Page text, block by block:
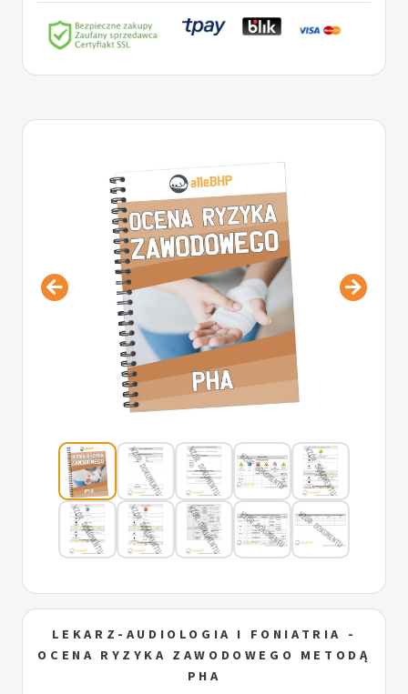
LEKARZ-AUDIOLOGIA I FONIATRIA -
OCENA RYZYKA ZAWODOWEGO METODĄ
PHA